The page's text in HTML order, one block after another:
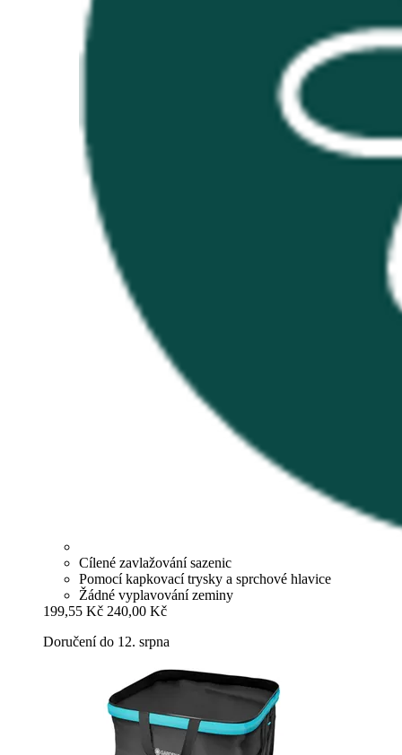
Cílené zavlažování sazenic
Pomocí kapkovací trysky a sprchové hlavice
Žádné vyplavování zeminy
199,55 Kč 240,00 Kč
Doručení do 12. srpna